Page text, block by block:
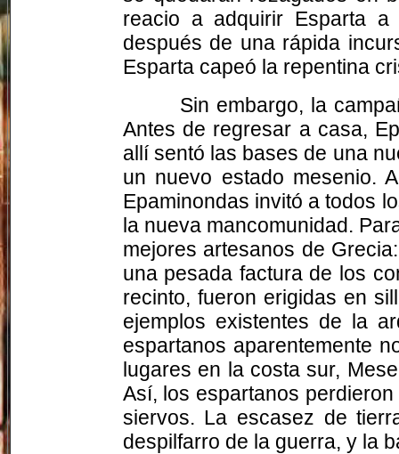
reacio a adquirir Esparta a
después de una rápida
Esparta capeó la repentina
Sin embargo, la
Antes de regresar a casa,
allí sentó las bases de una
un nuevo estado mesenio.
Epaminondas invitó a todos
la nueva mancomunidad.
mejores artesanos de
una pesada factura de los
recinto, fueron erigidas en
ejemplos existentes de la
espartanos aparentemente
lugares en la costa sur,
Así, los espartanos
siervos. La escasez de
despilfarro de la guerra, y la